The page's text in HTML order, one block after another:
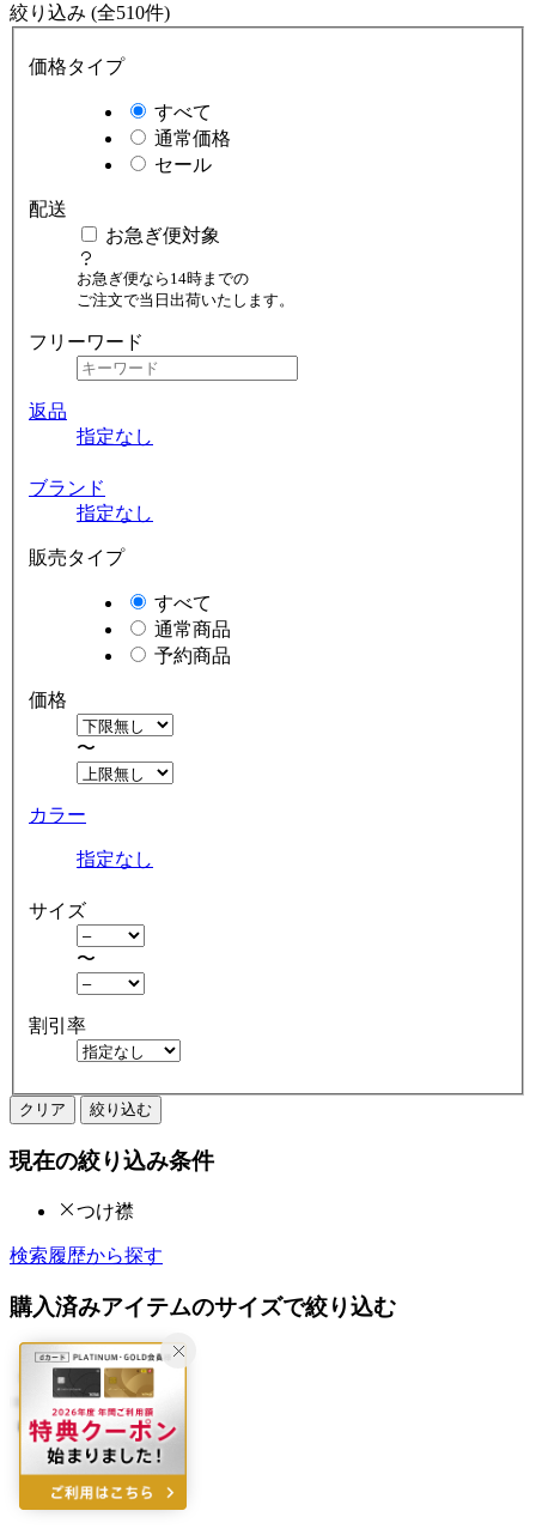
絞り込み (全510件)
価格タイプ
すべて
通常価格
セール
配送
お急ぎ便対象
お急ぎ便なら14時までの
ご注文で当日出荷いたします。
フリーワード
返品
指定なし
ブランド
指定なし
販売タイプ
すべて
通常商品
予約商品
価格
〜
カラー
指定なし
サイズ
〜
割引率
クリア 絞り込む
現在の絞り込み条件
つけ襟
検索履歴から探す
購入済みアイテムのサイズで絞り込む